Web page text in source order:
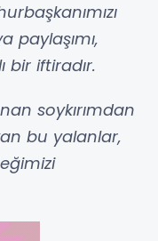
paylaşımı,
bir iftiradır.
soykırımdan
bu yalanlar,